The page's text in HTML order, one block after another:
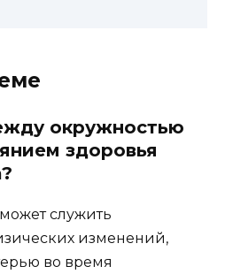
окружностью
здоровья
служить
изменений,
во время